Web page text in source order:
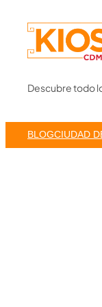
content
Descubre todo
BLOGCIUDAD